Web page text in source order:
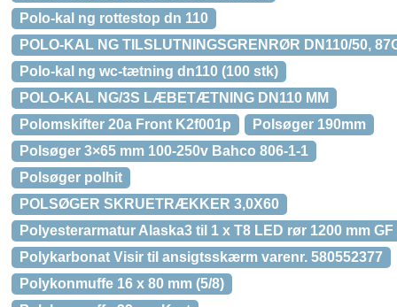
Polo-kal ng rottestop dn 110
POLO-KAL NG TILSLUTNINGSGRENRØR DN110/50,
Polo-kal ng wc-tætning dn110 (100 stk)
POLO-KAL NG/3S LÆBETÆTNING DN110 MM
Polomskifter 20a Front K2f001p
Polsøger 190mm
Polsøger 3×65 mm 100-250v Bahco 806-1-1
Polsøger polhit
POLSØGER SKRUETRÆKKER 3,0X60
Polyesterarmatur Alaska3 til 1 x T8 LED rør 1200 mm GF
Polykarbonat Visir til ansigtsskærm varenr. 580552377
Polykonmuffe 16 x 80 mm (5/8)